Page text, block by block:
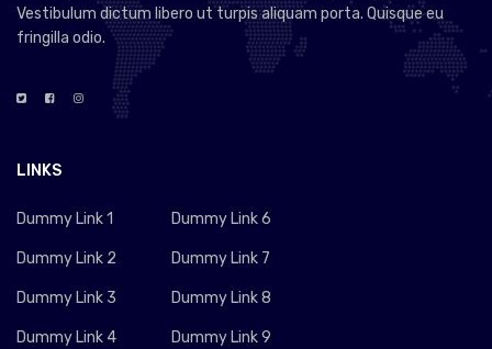
Vestibulum dictum libero ut turpis aliquam porta. Quisque eu
fringilla odio.
LINKS
Dummy Link 1
Dummy Link 2
Dummy Link 3
Dummy Link 4
Dummy Link 6
Dummy Link 7
Dummy Link 8
Dummy Link 9